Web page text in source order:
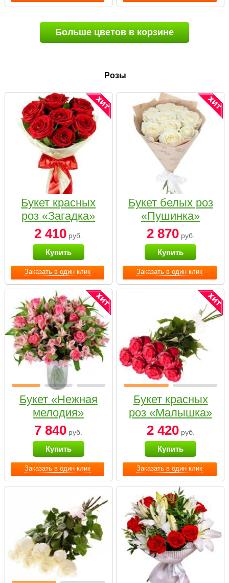
Больше цветов в корзине
Розы
Заказать в один клик
Букет красных
роз «Загадка»
2 410 руб.
Купить
Заказать в один клик
Букет белых роз
«Пушинка»
2 870руб.
Купить
Заказать в один клик
Букет «Нежная
мелодия»
7 840 руб.
Купить
Заказать в один клик
Букет красных
роз «Малышка»
2 420руб.
Купить